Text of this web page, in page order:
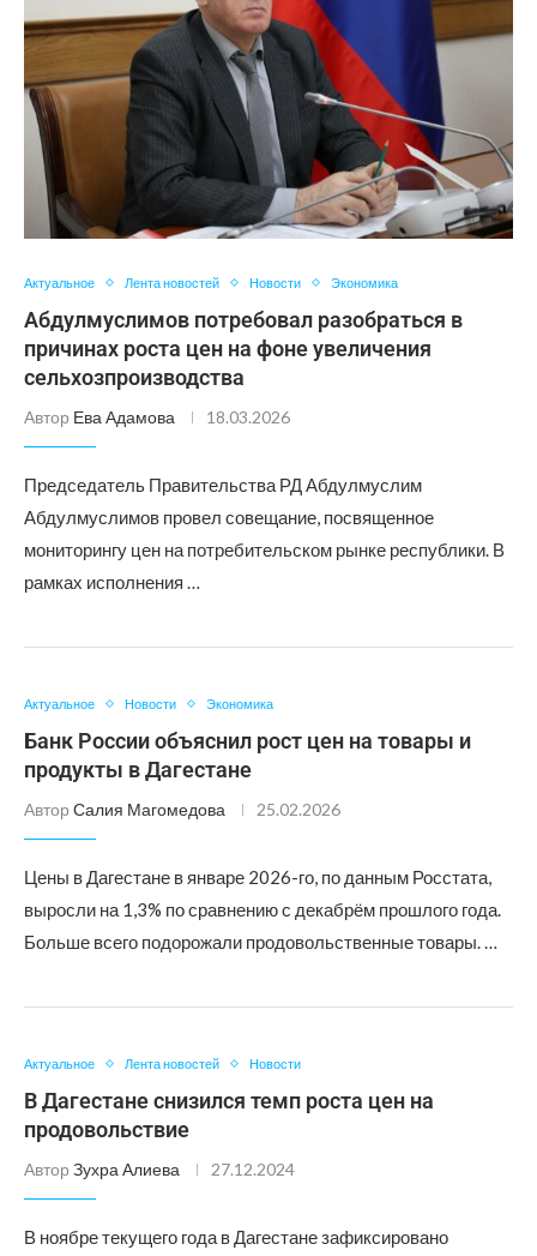
Актуальное Лента новостей Новости Экономика
Абдулмуслимов потребовал разобраться в
причинах роста цен на фоне увеличения
сельхозпроизводства
Автор Ева Адамова 18.03.2026
Председатель Правительства РД Абдулмуслим
Абдулмуслимов провел совещание, посвященное
мониторингу цен на потребительском рынке республики. В
рамках исполнения …
Актуальное Новости Экономика
Банк России объяснил рост цен на товары и
продукты в Дагестане
Автор Салия Магомедова 25.02.2026
Цены в Дагестане в январе 2026-го, по данным Росстата,
выросли на 1,3% по сравнению с декабрём прошлого года.
Больше всего подорожали продовольственные товары. …
Актуальное Лента новостей Новости
В Дагестане снизился темп роста цен на
продовольствие
Автор Зухра Алиева 27.12.2024
В ноябре текущего года в Дагестане зафиксировано